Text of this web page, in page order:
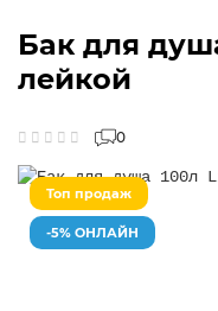
Бак для
лейкой
0
Топ продаж
-5% ОНЛАЙН